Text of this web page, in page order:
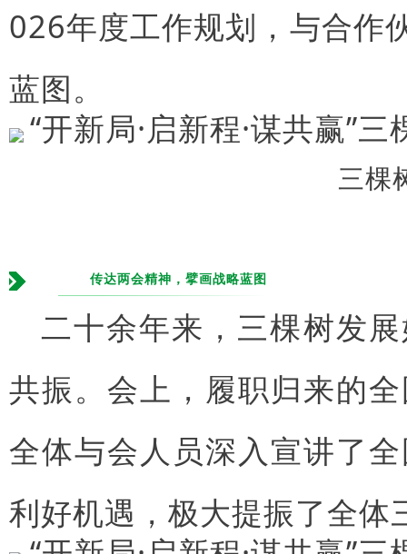
026年度工作规划，与合作
蓝图。
三棵
传达两会精神，擘画战略蓝图
二十余年来，三棵树发
共振。会上，履职归来的
全体与会人员深入宣讲了
利好机遇，极大提振了全